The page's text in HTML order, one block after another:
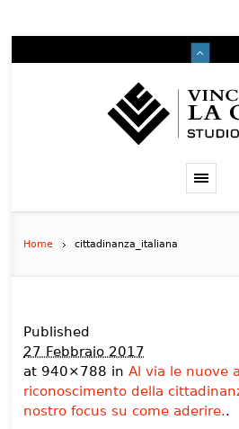
Home cittadinanza_italiana
Published
27 Febbraio 2017
at 940×788 inAl via le nuove
riconoscimento della
nostro focus su come aderire..